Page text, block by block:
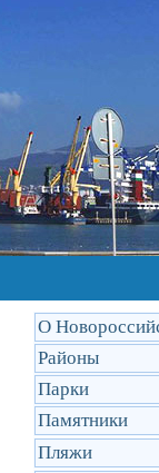
О
Районы
Парки
Памятники
Пляжи